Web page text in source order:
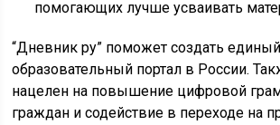
помогающих лучше усваивать
“Дневник ру” поможет создать единый
образовательный портал в России.
нацелен на повышение цифровой
граждан и содействие в переходе на